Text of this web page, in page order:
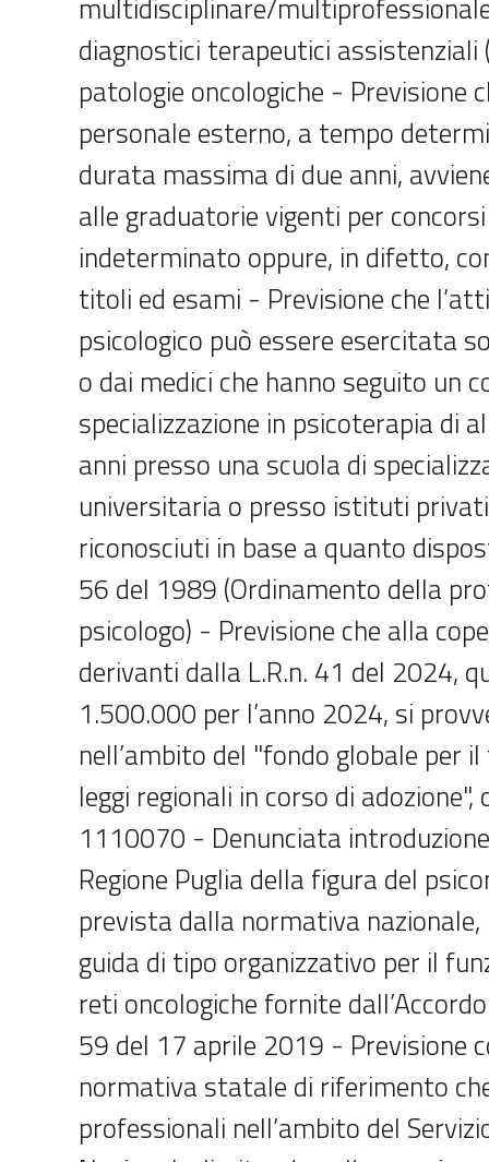
diagnostici terapeutici assistenziali
patologie oncologiche - Previsione
personale esterno, a tempo
durata massima di due anni,
alle graduatorie vigenti per
indeterminato oppure, in difetto,
titoli ed esami - Previsione che
psicologico può essere esercitata
o dai medici che hanno seguito un
specializzazione in psicoterapia di
anni presso una scuola di
universitaria o presso istituti
riconosciuti in base a quanto
56 del 1989 (Ordinamento della
psicologo) - Previsione che alla
derivanti dalla L.R.n. 41 del 2024,
1.500.000 per l’anno 2024, si
nell’ambito del "fondo globale per
leggi regionali in corso di adozione",
1110070 - Denunciata
Regione Puglia della figura del
prevista dalla normativa nazionale,
guida di tipo organizzativo per il
reti oncologiche fornite
59 del 17 aprile 2019 - Previsione
normativa statale di riferimento
professionali nell’ambito del